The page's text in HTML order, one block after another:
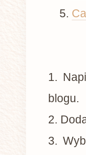
5.
1.
blogu.
2.
3.